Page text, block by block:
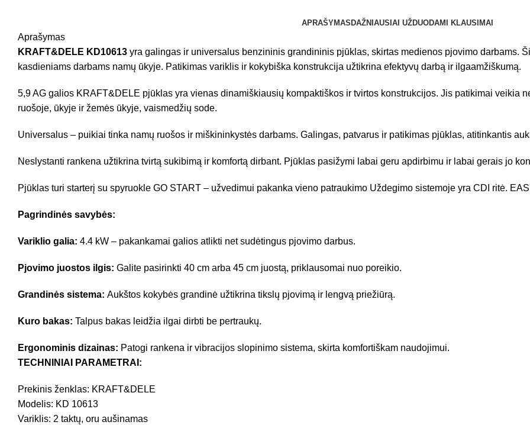
APRAŠYMAS DAŽNIAUSIAI UŽDUODAMI KLAUSIMAI
Aprašymas
KRAFT&DELE KD10613 yra galingas ir universalus benzininis grandininis pjūklas, skirtas medienos pjovimo darbams.
kasdieniams darbams namų ūkyje. Patikimas variklis ir kokybiška konstrukcija užtikrina efektyvų darbą ir ilgaamžiškumą.
5,9 AG galios KRAFT&DELE pjūklas yra vienas dinamiškiausių kompaktiškos ir tvirtos konstrukcijos. Jis patikimai veikia
ruošoje, ūkyje ir žemės ūkyje, vaismedžių sode.
Universalus – puikiai tinka namų ruošos ir miškininkystės darbams. Galingas, patvarus ir patikimas pjūklas, atitinkantis
Neslystanti rankena užtikrina tvirtą sukibimą ir komfortą dirbant. Pjūklas pasižymi labai geru apdirbimu ir labai gerais jo
Pjūklas turi starterį su spyruokle GO START – užvedimui pakanka vieno patraukimo Uždegimo sistemoje yra CDI ritė.
Pagrindinės savybės:
Variklio galia: 4.4 kW – pakankamai galios atlikti net sudėtingus pjovimo darbus.
Pjovimo juostos ilgis: Galite pasirinkti 40 cm arba 45 cm juostą, priklausomai nuo poreikio.
Grandinės sistema: Aukštos kokybės grandinė užtikrina tikslų pjovimą ir lengvą priežiūrą.
Kuro bakas: Talpus bakas leidžia ilgai dirbti be pertraukų.
Ergonominis dizainas: Patogi rankena ir vibracijos slopinimo sistema, skirta komfortiškam naudojimui.
TECHNINIAI PARAMETRAI:
Prekinis ženklas: KRAFT&DELE
Modelis: KD 10613
Variklis: 2 taktų, oru aušinamas